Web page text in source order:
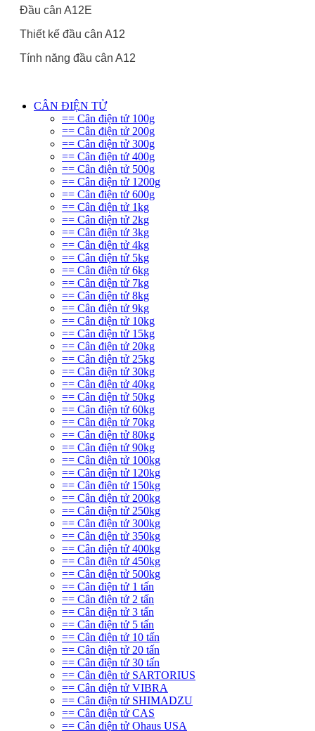
Đầu cân A12E
Thiết kế đầu cân A12
Tính năng đầu cân A12
CÂN ĐIỆN TỬ
== Cân điện tử 100g
== Cân điện tử 200g
== Cân điện tử 300g
== Cân điện tử 400g
== Cân điện tử 500g
== Cân điện tử 1200g
== Cân điện tử 600g
== Cân điện tử 1kg
== Cân điện tử 2kg
== Cân điện tử 3kg
== Cân điện tử 4kg
== Cân điện tử 5kg
== Cân điện tử 6kg
== Cân điện tử 7kg
== Cân điện tử 8kg
== Cân điện tử 9kg
== Cân điện tử 10kg
== Cân điện tử 15kg
== Cân điện tử 20kg
== Cân điện tử 25kg
== Cân điện tử 30kg
== Cân điện tử 40kg
== Cân điện tử 50kg
== Cân điện tử 60kg
== Cân điện tử 70kg
== Cân điện tử 80kg
== Cân điện tử 90kg
== Cân điện tử 100kg
== Cân điện tử 120kg
== Cân điện tử 150kg
== Cân điện tử 200kg
== Cân điện tử 250kg
== Cân điện tử 300kg
== Cân điện tử 350kg
== Cân điện tử 400kg
== Cân điện tử 450kg
== Cân điện tử 500kg
== Cân điện tử 1 tấn
== Cân điện tử 2 tấn
== Cân điện tử 3 tấn
== Cân điện tử 5 tấn
== Cân điện tử 10 tấn
== Cân điện tử 20 tấn
== Cân điện tử 30 tấn
== Cân điện tử SARTORIUS
== Cân điện tử VIBRA
== Cân điện tử SHIMADZU
== Cân điện tử CAS
== Cân điện tử Ohaus USA